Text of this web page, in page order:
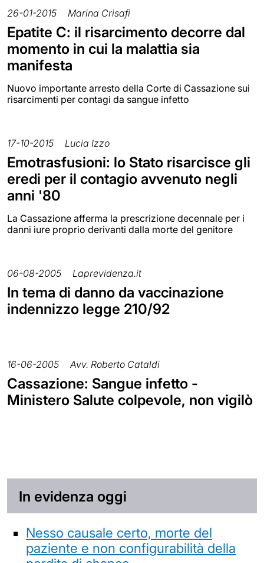
26-01-2015 Marina Crisafi
Epatite C: il risarcimento decorre dal
momento in cui la malattia sia
manifesta
Nuovo importante arresto della Corte di Cassazione sui
risarcimenti per contagi da sangue infetto
17-10-2015 Lucia Izzo
Emotrasfusioni: lo Stato risarcisce gli
eredi per il contagio avvenuto negli
anni '80
La Cassazione afferma la prescrizione decennale per i
danni iure proprio derivanti dalla morte del genitore
06-08-2005 Laprevidenza.it
In tema di danno da vaccinazione
indennizzo legge 210/92
16-06-2005 Avv. Roberto Cataldi
Cassazione: Sangue infetto -
Ministero Salute colpevole, non vigilò
In evidenza oggi
Nesso causale certo, morte del
paziente e non configurabilità della